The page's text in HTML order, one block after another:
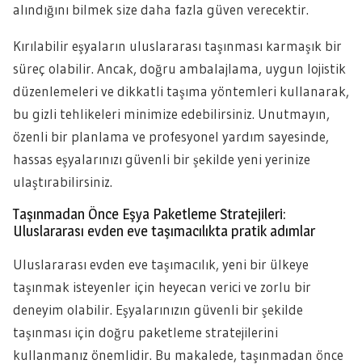
alındığını bilmek size daha fazla güven verecektir.
Kırılabilir eşyaların uluslararası taşınması karmaşık bir
süreç olabilir. Ancak, doğru ambalajlama, uygun lojistik
düzenlemeleri ve dikkatli taşıma yöntemleri kullanarak,
bu gizli tehlikeleri minimize edebilirsiniz. Unutmayın,
özenli bir planlama ve profesyonel yardım sayesinde,
hassas eşyalarınızı güvenli bir şekilde yeni yerinize
ulaştırabilirsiniz.
Taşınmadan Önce Eşya Paketleme Stratejileri:
Uluslararası evden eve taşımacılıkta pratik adımlar
Uluslararası evden eve taşımacılık, yeni bir ülkeye
taşınmak isteyenler için heyecan verici ve zorlu bir
deneyim olabilir. Eşyalarınızın güvenli bir şekilde
taşınması için doğru paketleme stratejilerini
kullanmanız önemlidir. Bu makalede, taşınmadan önce